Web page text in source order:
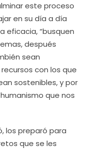
este proceso
en su día a día
eficacia, “busquen
después
sean
con los que
sostenibles, y por
que nos
los preparó para
que se les